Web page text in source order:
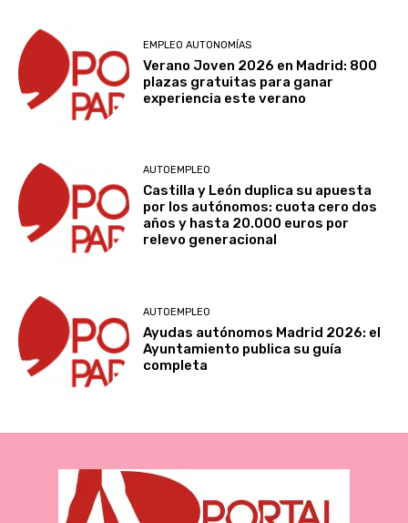
EMPLEO AUTONOMÍAS
Verano Joven 2026 en Madrid: 800
plazas gratuitas para ganar
experiencia este verano
AUTOEMPLEO
Castilla y León duplica su apuesta
por los autónomos: cuota cero dos
años y hasta 20.000 euros por
relevo generacional
AUTOEMPLEO
Ayudas autónomos Madrid 2026: el
Ayuntamiento publica su guía
completa